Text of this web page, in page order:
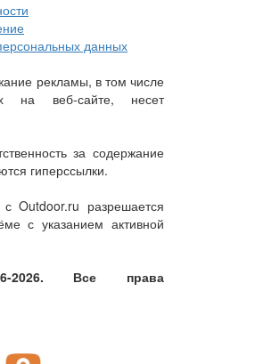
данных
рекламы, в том числе
на веб-сайте, несет
за содержание
гиперссылки.
Outdoor.ru разрешается
с указанием активной
2026. Все права